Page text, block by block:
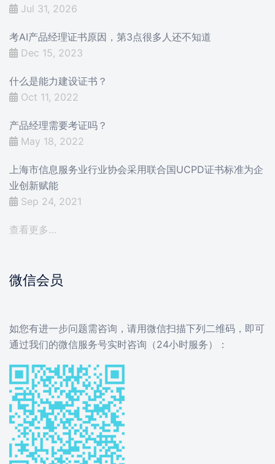
Jul 31, 2026
考AI产品经理证书原因，第3点很多人还不知道
Dec 15, 2023
什么是能力建设证书？
Oct 11, 2022
产品经理需要考证吗？
May 18, 2022
上海市信息服务业行业协会采用联合国UCPD证书标准为企
业创新赋能
Sep 24, 2021
查看更多…
微信会员
如您有进一步问题需咨询，请用微信扫描下列二维码，即可
通过我们的微信服务号实时咨询（24小时服务）：